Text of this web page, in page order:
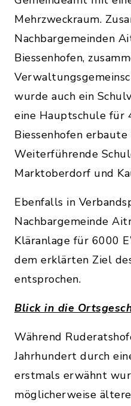
Mehrzweckraum.
Nachbargemeinden
Biessenhofen,
wurde auch ein
eine Hauptschule für
Biessenhofen
Weiterführende
Marktoberdorf und
Ebenfalls in
Nachbargemeinde
Kläranlage für 6000
dem erklärten Ziel
entsprochen.
Blick in die
Während
Jahrhundert durch
erstmals erwähnt
möglicherweise